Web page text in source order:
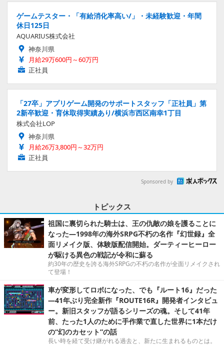
ゲームテスター・「有給消化率高い/」・未経験歓迎・年間
休日125日
AQUARIUS株式会社
神奈川県
月給29万600円～60万円
正社員
「27卒」アプリゲーム開発のサポートスタッフ「正社員」第
2新卒歓迎・育休取得実績あり/横浜市西区南幸1丁目
株式会社LOP
神奈川県
月給26万3,800円～32万円
正社員
Sponsored by
トピックス
祖国に裏切られた騎士は、王の仇敵の娘を護ることに
なった―1998年の海外SRPG不朽の名作『幻世録』全
面リメイク版、体験版配信開始。ダーティーヒーロー
が駆ける異色の戦記が令和に蘇る
約30年の歴史を誇る海外SRPGの不朽の名作が全面リメイクされ
て登場！
車が変形してロボになった、でも『ルート16』だった
―41年ぶり完全新作『ROUTE16R』開発者インタビュ
ー。新旧スタッフが語るシリーズの魂。そして41年
前、たった1人のために手作業で直した世界に1本だけ
の“幻のカセット”の話
長い時を経て受け継がれる過去と、新たに生まれるものとは。